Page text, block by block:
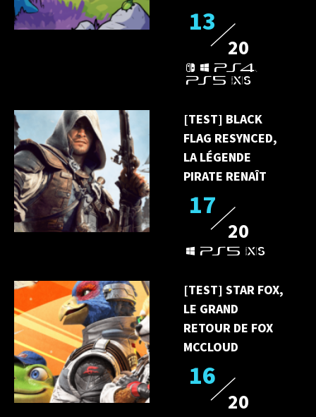
13
20
[TEST] BLACK
FLAG RESYNCED,
LA LÉGENDE
PIRATE RENAÎT
17
20
[TEST] STAR FOX,
LE GRAND
RETOUR DE FOX
MCCLOUD
16
20